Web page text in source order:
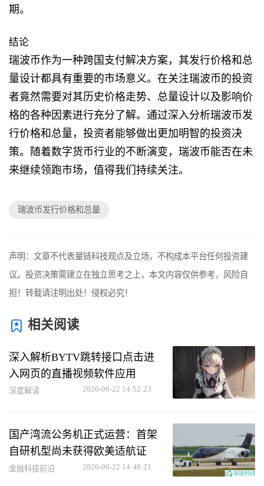
期。
结论
瑞波币作为一种跨国支付解决方案，其发行价格和总
量设计都具有重要的市场意义。在关注瑞波币的投资
者竟然需要对其历史价格走势、总量设计以及影响价
格的各种因素进行充分了解。通过深入分析瑞波币发
行价格和总量，投资者能够做出更加明智的投资决
策。随着数字货币行业的不断演变，瑞波币能否在未
来继续领跑市场，值得我们持续关注。
瑞波币发行价格和总量
声明：文章不代表量链科技观点及立场，不构成本平台任何投资建
议。投资决策需建立在独立思考之上，本文内容仅供参考，风险自
担！转载请注明出处！侵权必究！
相关阅读
深入解析BYTV跳转接口点击进
入网页的直播视频软件应用
深度解读 2026-06-22 14:52:23
国产湾流公务机正式运营：首架
自研机型尚未获得欧美适航证
金融科技前沿 2026-06-22 14:48:21